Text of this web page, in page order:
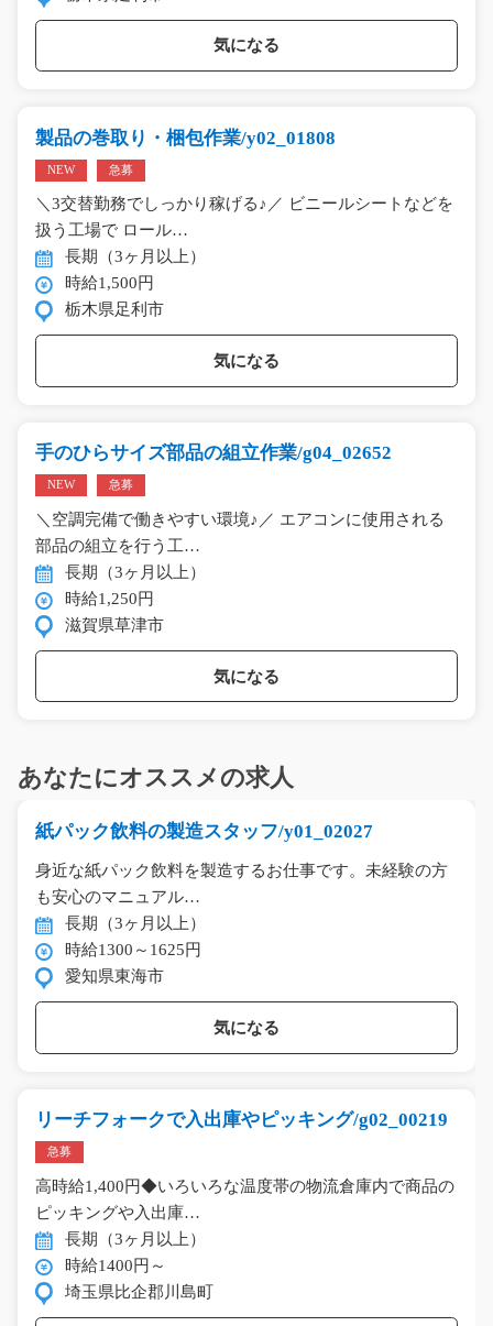
気になる
製品の巻取り・梱包作業/y02_01808
NEW 急募
＼3交替勤務でしっかり稼げる♪／ ビニールシートなどを
扱う工場で ロール…
長期（3ヶ月以上）
時給1,500円
栃木県足利市
気になる
手のひらサイズ部品の組立作業/g04_02652
NEW 急募
＼空調完備で働きやすい環境♪／ エアコンに使用される
部品の組立を行う工…
長期（3ヶ月以上）
時給1,250円
滋賀県草津市
気になる
あなたにオススメの求人
紙パック飲料の製造スタッフ/y01_02027
身近な紙パック飲料を製造するお仕事です。未経験の方
も安心のマニュアル…
長期（3ヶ月以上）
時給1300～1625円
愛知県東海市
気になる
リーチフォークで入出庫やピッキング/g02_00219
急募
高時給1,400円◆いろいろな温度帯の物流倉庫内で商品の
ピッキングや入出庫…
長期（3ヶ月以上）
時給1400円～
埼玉県比企郡川島町